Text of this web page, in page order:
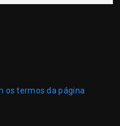
os termos da página